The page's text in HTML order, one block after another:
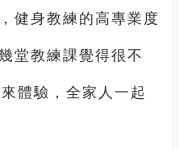
，健身教練的高專業度
堂教練課覺得很不
體驗，全家人一起